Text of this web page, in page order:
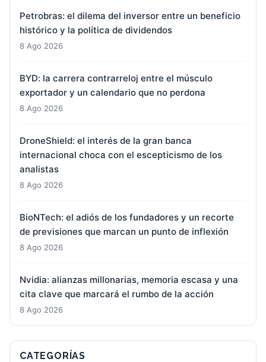
Petrobras: el dilema del inversor entre un beneficio
histórico y la política de dividendos
8 Ago 2026
BYD: la carrera contrarreloj entre el músculo
exportador y un calendario que no perdona
8 Ago 2026
DroneShield: el interés de la gran banca
internacional choca con el escepticismo de los
analistas
8 Ago 2026
BioNTech: el adiós de los fundadores y un recorte
de previsiones que marcan un punto de inflexión
8 Ago 2026
Nvidia: alianzas millonarias, memoria escasa y una
cita clave que marcará el rumbo de la acción
8 Ago 2026
CATEGORÍAS